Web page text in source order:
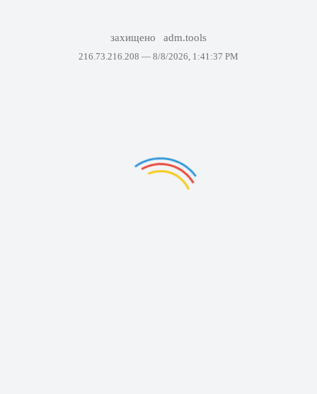
захищено adm.tools
216.73.216.208 — 8/8/2026, 1:41:37 PM